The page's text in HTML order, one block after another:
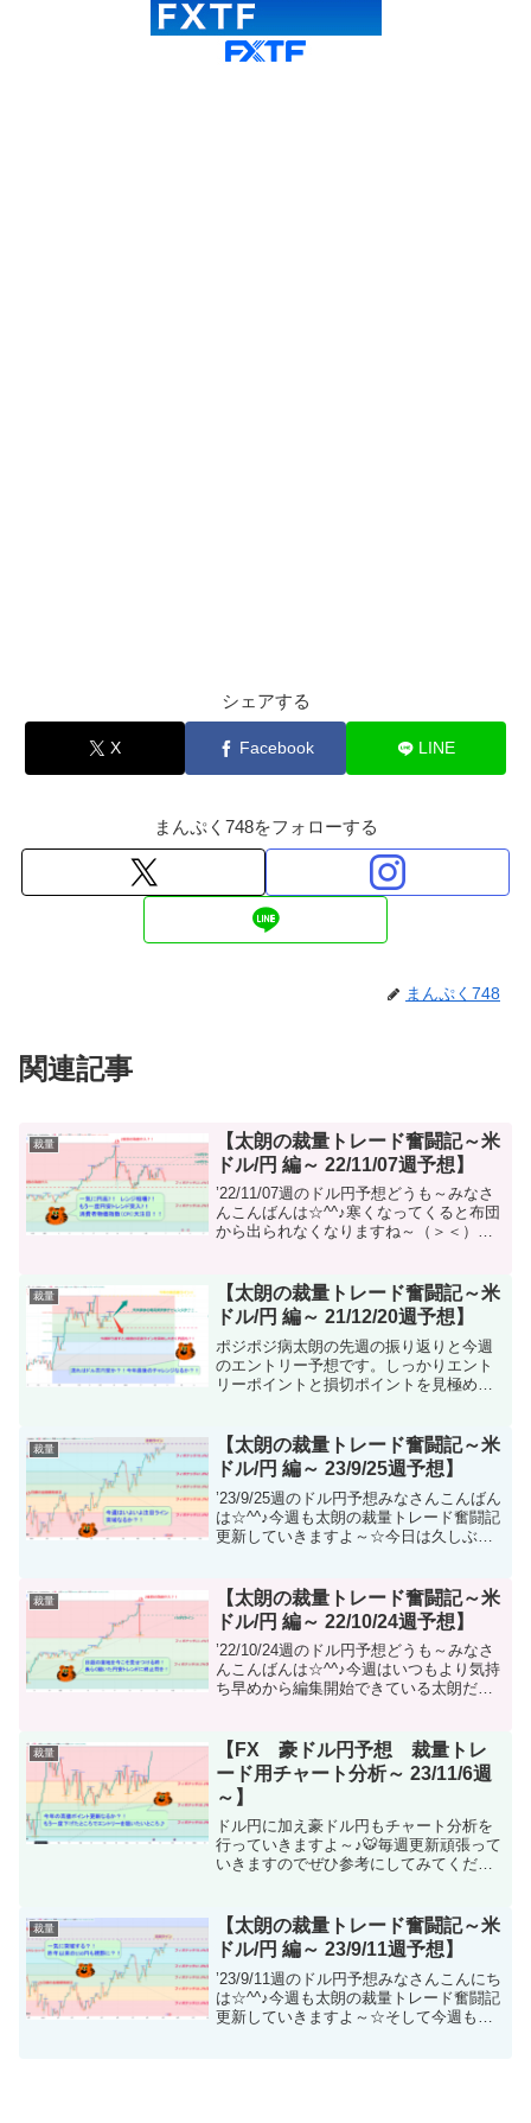
シェアする
X Facebook LINE
まんぷく748をフォローする
まんぷく748
関連記事
裁量
【太朗の裁量トレード奮闘記～米
ドル/円 編～ 22/11/07週予想】
’22/11/07週のドル円予想どうも～みなさ
んこんばんは☆^^♪寒くなってくると布団
から出られなくなりますね～（＞＜）そ
をもらっているのに結局日曜夜からスタ
ートのFX...
裁量
【太朗の裁量トレード奮闘記～米
ドル/円 編～ 21/12/20週予想】
ポジポジ病太朗の先週の振り返りと今週
のエントリー予想です。しっかりエント
リーポイントと損切ポイントを見極めて
裁量
【太朗の裁量トレード奮闘記～米
ドル/円 編～ 23/9/25週予想】
’23/9/25週のドル円予想みなさんこんばん
は☆^^♪今週も太朗の裁量トレード奮闘記
更新していきますよ～☆今日は久しぶり
ート分析も更新しましたよ～♪※こっちは
朝一に完...
裁量
【太朗の裁量トレード奮闘記～米
ドル/円 編～ 22/10/24週予想】
’22/10/24週のドル円予想どうも～みなさ
んこんばんは☆^^♪今週はいつもより気持
ち早めから編集開始できている太朗だよ
だからこんな日こそランニングでもすれ
ばいいのに...
裁量
【FX 豪ドル円予想 裁量トレ
ード用チャート分析～ 23/11/6週
～】
ドル円に加え豪ドル円もチャート分析を
行っていきますよ～♪🐯毎週更新頑張って
いきますのでぜひ参考にしてみてくださ
って雇用統計も起きたら終わってて大事
故になっ...
裁量
【太朗の裁量トレード奮闘記～米
ドル/円 編～ 23/9/11週予想】
’23/9/11週のドル円予想みなさんこんにち
は☆^^♪今週も太朗の裁量トレード奮闘記
更新していきますよ～☆そして今週も豪